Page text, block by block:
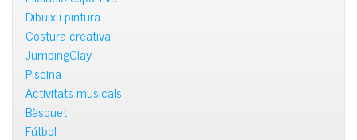
Dibuix i pintura
Costura creativa
JumpingClay
Piscina
Activitats musicals
Bàsquet
Fútbol